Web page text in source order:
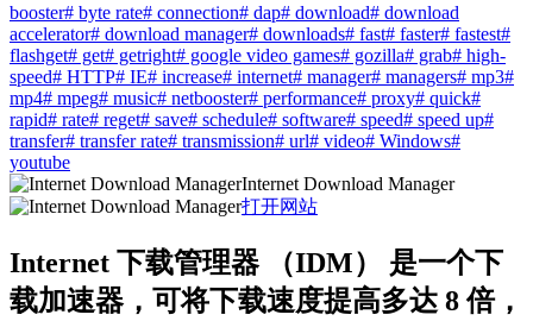
booster# byte rate# connection# dap# download# download
accelerator# download manager# downloads# fast# faster# fastest#
flashget# get# getright# google video games# gozilla# grab# high-
speed# HTTP# IE# increase# internet# manager# managers# mp3#
mp4# mpeg# music# netbooster# performance# proxy# quick#
rapid# rate# reget# save# schedule# software# speed# speed up#
transfer# transfer rate# transmission# url# video# Windows#
youtube
Internet Download Manager
打开网站
Internet 下载管理器 （IDM） 是一个下
载加速器，可将下载速度提高多达 8 倍，